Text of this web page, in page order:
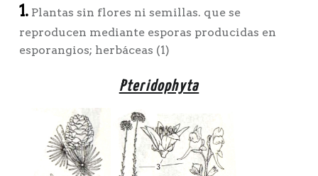
1.Plantas sin flores ni semillas. que se
reproducen mediante esporas producidas en
esporangios; herbáceas (1)
Pteridophyta